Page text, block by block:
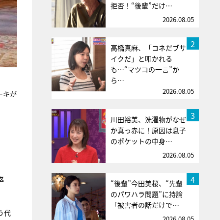
キが
代
拒否！“後輩”だけ…
2026.08.05
2
高橋真麻、「コネだブサ
イクだ」と叩かれる
も…“マツコの一言”か
ら…
2026.08.05
3
川田裕美、洗濯物がなぜ
か真っ赤に！原因は息子
のポケットの中身…
2026.08.05
4
“後輩”今田美桜、“先輩
のパワハラ問題”に持論
「被害者の話だけで…